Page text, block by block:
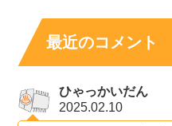
最近のコメント
ひゃっかいだん
2025.02.10